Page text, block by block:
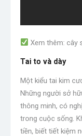
Xem thêm: cây
Tai to và dày
Một kiểu tai kim
Những người sở
thông minh, có
trong cuộc sống.
tiền, biết tiết kiệm